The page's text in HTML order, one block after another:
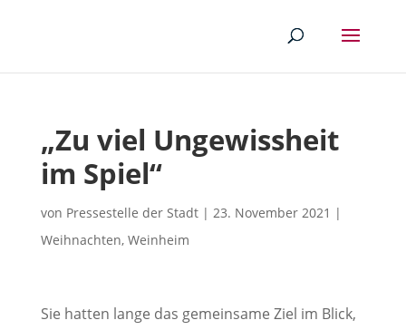
„Zu viel Ungewissheit
im Spiel“
von Pressestelle der Stadt| 23. November 2021 |
Weihnachten, Weinheim
Sie hatten lange das gemeinsame Ziel im Blick,